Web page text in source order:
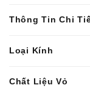
Thông Tin Chi
Loại Kính
Chất Liệu Vỏ